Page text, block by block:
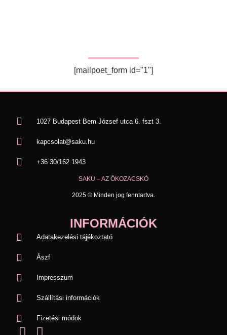
[mailpoet_form id="1"]
1027 Budapest Bem József utca 6. fszt 3.
kapcsolat@saku.hu
+36 30/162 1943
SAKU – AZ ÖKOZACSKÓ
2025 © Minden jog fenntartva.
INFORMÁCIÓK
Adatakezelési tájékoztató
Ászf
Impresszum
Szállítási információk
Fizetési módok